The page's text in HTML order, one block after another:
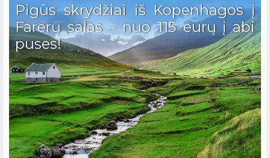
Pigūs skrydžiai iš Kopenhagos į
Farerų salas – nuo 115 eurų į abi
puses!